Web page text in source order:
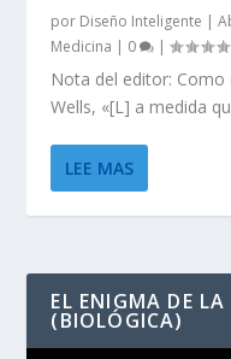
por Diseño Inteligente |
Medicina | 0 |
Nota del editor:
Wells, «[L] a medida
LEE MAS
EL ENIGMA DE
(BIOLÓGICA)